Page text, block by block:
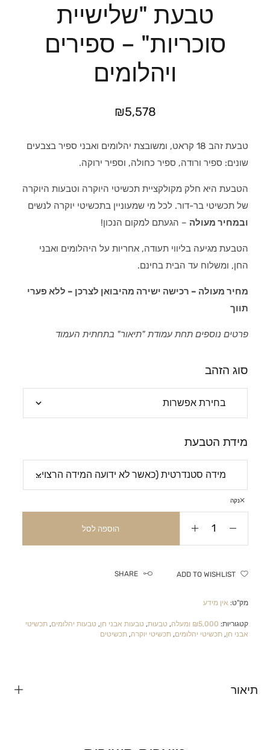
טבעת "שלישיית
סוכריות" – ספירים
ויהלומים
₪5,578
טבעת זהב 18 קראט, ומשובצת יהלומים ואבני ספיר בצבעים
שונים: ספיר ורודה, ספיר כחולה, וספיר ירוקה.
הטבעת היא חלק מקולקציית תכשיטי היוקרה וטבעות היוקרה
של תכשיטי בר-דור. לכל מי שמעוניין בתכשיטי יוקרה לנשים
ובמחיר מעולה – הגעתם למקום הנכון!
הטבעת מגיעה בליווי תעודה, אחריות על היהלומים ואבני
החן, ומשלוח עד הבית בחינם.
מחיר מעולה – רכישה ישירה מהיבואן לצרכן – ללא פערי
תווך
פרטים נוספים תחת עמודת "תיאור" בתחתית העמוד
סוג הזהב
מידת הטבעת
נקה
הוספה לסל
ADD TO WISHLIST
SHARE
מק"ט: אין מידע
קטגוריות: ₪5,000 ומעלה , טבעות, טבעות אבני חן, טבעות יהלומים,תכשיטי
אבני חן,תכשיטי יהלומים,תכשיטי יוקרה,תכשיטים
תיאור